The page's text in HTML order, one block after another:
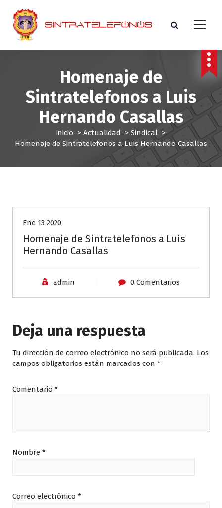
a
d
Homenaje de
Sintratelefonos a Luis
Hernando Casallas
Inicio > Actualidad > Sindical>
Homenaje de Sintratelefonos a Luis Hernando Casallas
Ene 13 2020
Homenaje de Sintratelefonos a Luis
Hernando Casallas
admin 0 Comentarios
Deja una respuesta
Tu dirección de correo electrónico no será publicada. Los
campos obligatorios están marcados con *
Comentario *
Nombre *
Correo electrónico *